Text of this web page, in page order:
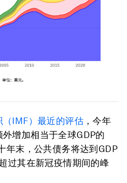
IMF）最近的评估 ，今年
增加相当于全球GDP的
年末，公共债务将达到GDP
过其在新冠疫情期间的峰